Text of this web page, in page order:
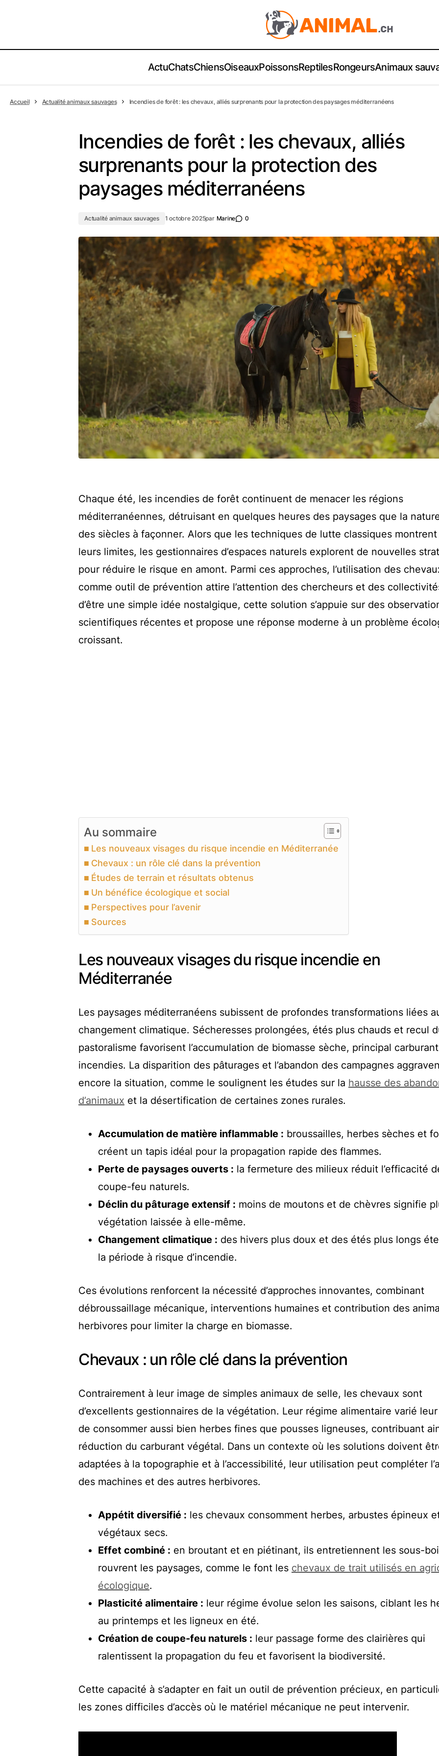
ActuChatsChiensOiseauxPoissonsReptilesRongeursAnimaux
Accueil Actualité animaux sauvages Incendies de forêt : les chevaux, alliés surprenants pour la protection des paysages méditerranéens
Incendies de forêt : les chevaux, alliés
surprenants pour la protection des
paysages méditerranéens
Actualité animaux sauvages 1 octobre 2025par Marine 0
Chaque été, les incendies de forêt continuent de menacer les régions
méditerranéennes, détruisant en quelques heures des paysages que la
des siècles à façonner. Alors que les techniques de lutte classiques
leurs limites, les gestionnaires d’espaces naturels explorent de nouvelles
pour réduire le risque en amont. Parmi ces approches, l’utilisation des
comme outil de prévention attire l’attention des chercheurs et des
d’être une simple idée nostalgique, cette solution s’appuie sur des
scientifiques récentes et propose une réponse moderne à un problème
croissant.
Au sommaire
Les nouveaux visages du risque incendie en Méditerranée
Chevaux : un rôle clé dans la prévention
Études de terrain et résultats obtenus
Un bénéfice écologique et social
Perspectives pour l’avenir
Sources
Les nouveaux visages du risque incendie en
Méditerranée
Les paysages méditerranéens subissent de profondes transformations liées
changement climatique. Sécheresses prolongées, étés plus chauds et recul
pastoralisme favorisent l’accumulation de biomasse sèche, principal
incendies. La disparition des pâturages et l’abandon des campagnes
encore la situation, comme le soulignent les études sur la hausse des
d’animaux et la désertification de certaines zones rurales.
Accumulation de matière inflammable : broussailles, herbes sèches et
créent un tapis idéal pour la propagation rapide des flammes.
Perte de paysages ouverts : la fermeture des milieux réduit l’efficacité
coupe-feu naturels.
Déclin du pâturage extensif : moins de moutons et de chèvres signifie
végétation laissée à elle-même.
Changement climatique : des hivers plus doux et des étés plus longs
la période à risque d’incendie.
Ces évolutions renforcent la nécessité d’approches innovantes, combinant
débroussaillage mécanique, interventions humaines et contribution des
herbivores pour limiter la charge en biomasse.
Chevaux : un rôle clé dans la prévention
Contrairement à leur image de simples animaux de selle, les chevaux sont
d’excellents gestionnaires de la végétation. Leur régime alimentaire varié
de consommer aussi bien herbes fines que pousses ligneuses, contribuant
réduction du carburant végétal. Dans un contexte où les solutions doivent
adaptées à la topographie et à l’accessibilité, leur utilisation peut compléter
des machines et des autres herbivores.
Appétit diversifié : les chevaux consomment herbes, arbustes épineux
végétaux secs.
Effet combiné : en broutant et en piétinant, ils entretiennent les sous-
rouvrent les paysages, comme le font les chevaux de trait utilisés en
écologique.
Plasticité alimentaire : leur régime évolue selon les saisons, ciblant les
au printemps et les ligneux en été.
Création de coupe-feu naturels : leur passage forme des clairières qui
ralentissent la propagation du feu et favorisent la biodiversité.
Cette capacité à s’adapter en fait un outil de prévention précieux, en
les zones difficiles d’accès où le matériel mécanique ne peut intervenir.